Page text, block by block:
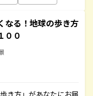
なる！地球の歩き方
００
き方」があなたにお届